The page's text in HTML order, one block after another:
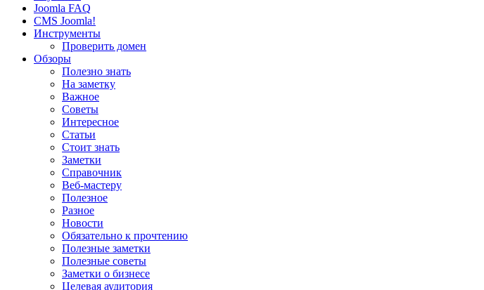
Joomla FAQ
CMS Joomla!
Инструменты
Проверить домен
Обзоры
Полезно знать
На заметку
Важное
Советы
Интересное
Статьи
Стоит знать
Заметки
Справочник
Веб-мастеру
Полезное
Разное
Новости
Обязательно к прочтению
Полезные заметки
Полезные советы
Заметки о бизнесе
Целевая аудитория